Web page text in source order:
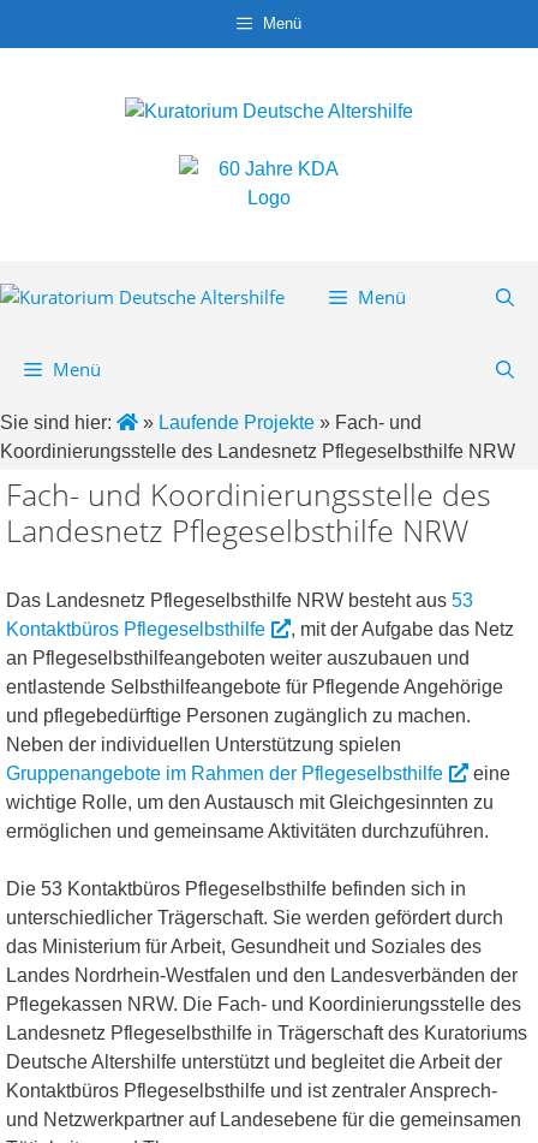
Menü
Menü
Menü
Sie sind hier: » Laufende Projekte » Fach- und
Koordinierungsstelle des Landesnetz Pflegeselbsthilfe NRW
Fach- und Koordinierungsstelle des
Landesnetz Pflegeselbsthilfe NRW
Das Landesnetz Pflegeselbsthilfe NRW besteht aus 53
Kontaktbüros Pflegeselbsthilfe
, mit der Aufgabe das Netz
an Pflegeselbsthilfeangeboten weiter auszubauen und
entlastende Selbsthilfeangebote für Pflegende Angehörige
und pflegebedürftige Personen zugänglich zu machen.
Neben der individuellen Unterstützung spielen
Gruppenangebote im Rahmen der Pflegeselbsthilfe
eine
wichtige Rolle, um den Austausch mit Gleichgesinnten zu
ermöglichen und gemeinsame Aktivitäten durchzuführen.
Die 53 Kontaktbüros Pflegeselbsthilfe befinden sich in
unterschiedlicher Trägerschaft. Sie werden gefördert durch
das Ministerium für Arbeit, Gesundheit und Soziales des
Landes Nordrhein-Westfalen und den Landesverbänden der
Pflegekassen NRW. Die Fach- und Koordinierungsstelle des
Landesnetz Pflegeselbsthilfe in Trägerschaft des Kuratoriums
Deutsche Altershilfe unterstützt und begleitet die Arbeit der
Kontaktbüros Pflegeselbsthilfe und ist zentraler Ansprech-
und Netzwerkpartner auf Landesebene für die gemeinsamen